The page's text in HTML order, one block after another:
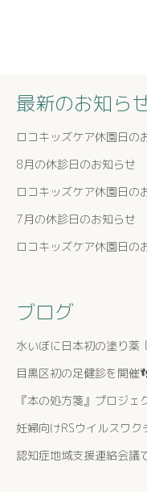
最新のお知ら
ロコキッズケア休園日の
8月の休診日のお知らせ
ロコキッズケア休園日の
7月の休診日のお知らせ
ロコキッズケア休園日の
ブログ
水いぼに日本初の塗り薬
目黒区初の足健診を開催
『本の処方箋』プロジ
妊婦向けRSウイルスワ
認知症地域支援連絡会議